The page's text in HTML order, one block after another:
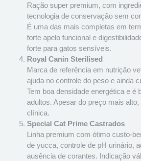
Ração super premium, com
tecnologia de conservação sem
É uma das mais completas em
forte apelo funcional e
forte para gatos sensíveis.
Royal Canin Sterilised
Marca de referência em nutrição
ajuda no controle do peso e ainda
Tem boa densidade energética e é
adultos. Apesar do preço mais
clínica.
Special Cat Prime Castrados
Linha premium com ótimo custo-
de yucca, controle de pH urinário,
ausência de corantes. Indicação